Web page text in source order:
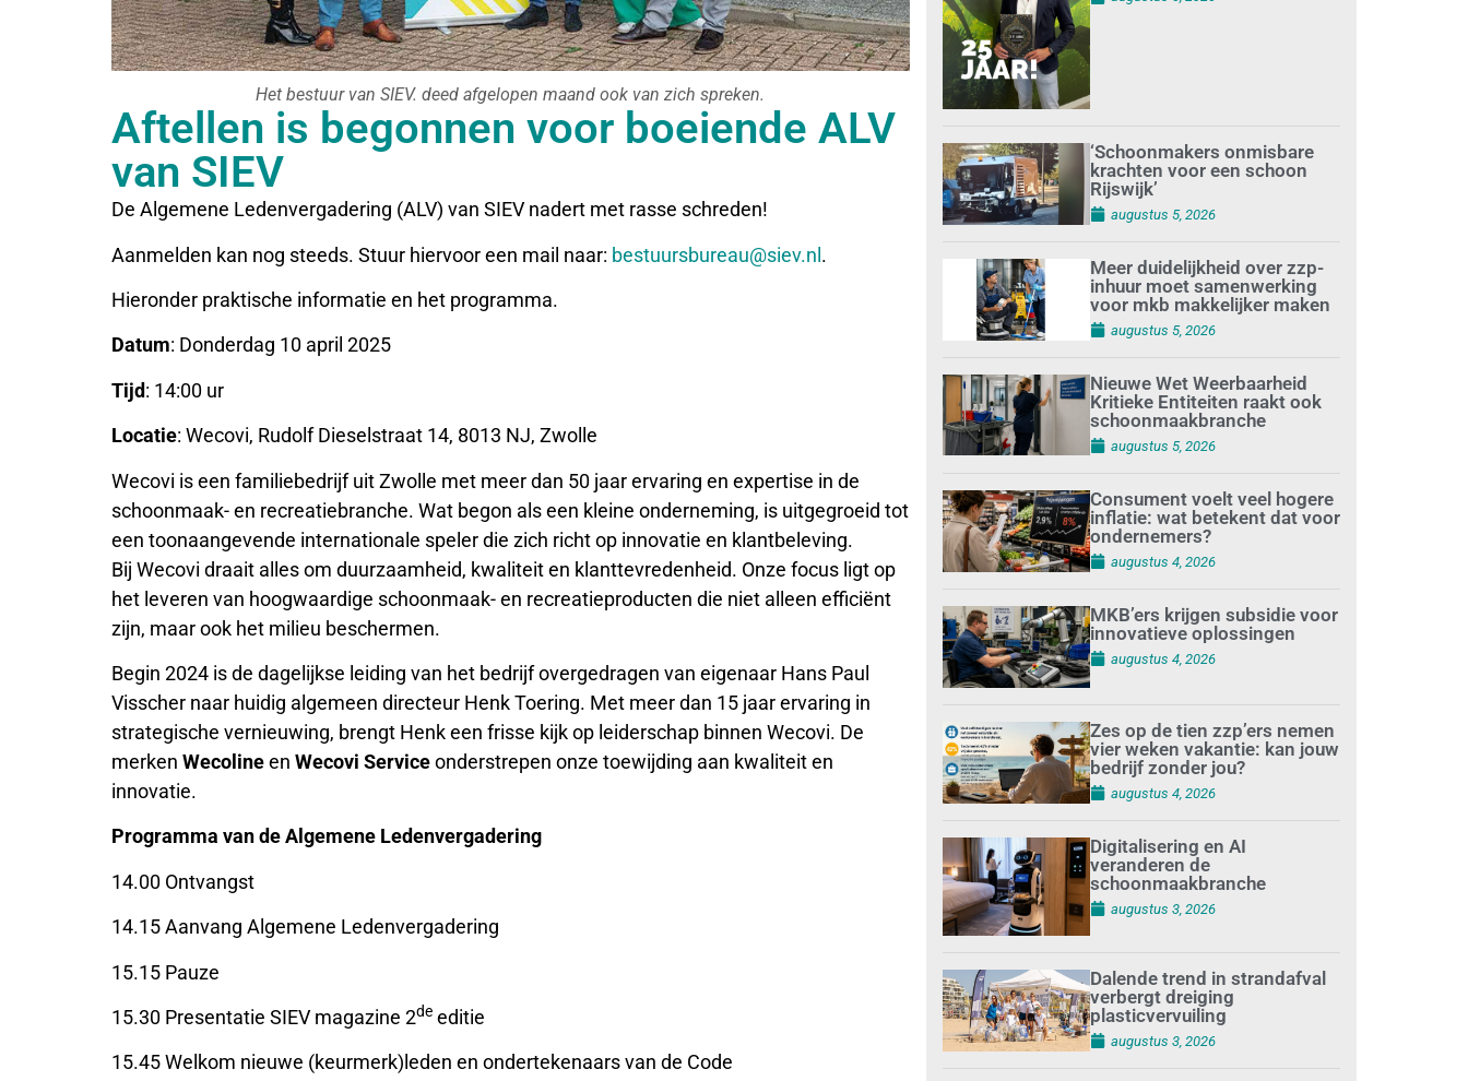
Het bestuur van SIEV. deed afgelopen maand ook van zich spreken.
Aftellen is begonnen voor boeiende ALV
van SIEV
De Algemene Ledenvergadering (ALV) van SIEV nadert met rasse schreden!
Aanmelden kan nog steeds. Stuur hiervoor een mail naar: bestuursbureau@siev.nl.
Hieronder praktische informatie en het programma.
Datum: Donderdag 10 april 2025
Tijd: 14:00 ur
Locatie: Wecovi, Rudolf Dieselstraat 14, 8013 NJ, Zwolle
Wecovi is een familiebedrijf uit Zwolle met meer dan 50 jaar ervaring en expertise in de
schoonmaak- en recreatiebranche. Wat begon als een kleine onderneming, is uitgegroeid tot
een toonaangevende internationale speler die zich richt op innovatie en klantbeleving.
Bij Wecovi draait alles om duurzaamheid, kwaliteit en klanttevredenheid. Onze focus ligt op
het leveren van hoogwaardige schoonmaak- en recreatieproducten die niet alleen efficiënt
zijn, maar ook het milieu beschermen.
Begin 2024 is de dagelijkse leiding van het bedrijf overgedragen van eigenaar Hans Paul
Visscher naar huidig algemeen directeur Henk Toering. Met meer dan 15 jaar ervaring in
strategische vernieuwing, brengt Henk een frisse kijk op leiderschap binnen Wecovi. De
merken Wecolineen Wecovi Serviceonderstrepen onze toewijding aan kwaliteit en
innovatie.
Programma van de Algemene Ledenvergadering
14.00 Ontvangst
14.15 Aanvang Algemene Ledenvergadering
15.15 Pauze
15.30 Presentatie SIEV magazine 2de editie
15.45 Welkom nieuwe (keurmerk)leden en ondertekenaars van de Code
‘Schoonmakers onmisbare
krachten voor een schoon
Rijswijk’
augustus 5, 2026
Meer duidelijkheid over zzp-
inhuur moet samenwerking
voor mkb makkelijker maken
augustus 5, 2026
Nieuwe Wet Weerbaarheid
Kritieke Entiteiten raakt ook
schoonmaakbranche
augustus 5, 2026
Consument voelt veel hogere
inflatie: wat betekent dat voor
ondernemers?
augustus 4, 2026
MKB’ers krijgen subsidie voor
innovatieve oplossingen
augustus 4, 2026
Zes op de tien zzp’ers nemen
vier weken vakantie: kan jouw
bedrijf zonder jou?
augustus 4, 2026
Digitalisering en AI
veranderen de
schoonmaakbranche
augustus 3, 2026
Dalende trend in strandafval
verbergt dreiging
plasticvervuiling
augustus 3, 2026